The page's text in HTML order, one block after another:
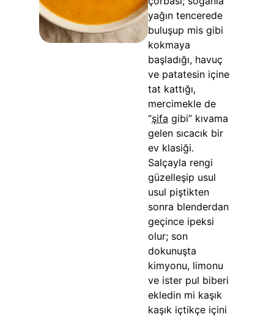
yağın tencerede
buluşup mis gibi
kokmaya
başladığı, havuç
ve patatesin içine
tat kattığı,
mercimekle de
“şifa gibi” kıvama
gelen sıcacık bir
ev klasiği.
Salçayla rengi
güzelleşip usul
usul piştikten
sonra blenderdan
geçince ipeksi
olur; son
dokunuşta
kimyonu, limonu
ve ister pul biberi
ekledin mi kaşık
kaşık içtikçe içini